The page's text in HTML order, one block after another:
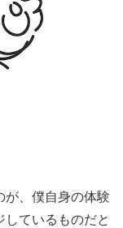
が、僕自身の体験
ているものだと